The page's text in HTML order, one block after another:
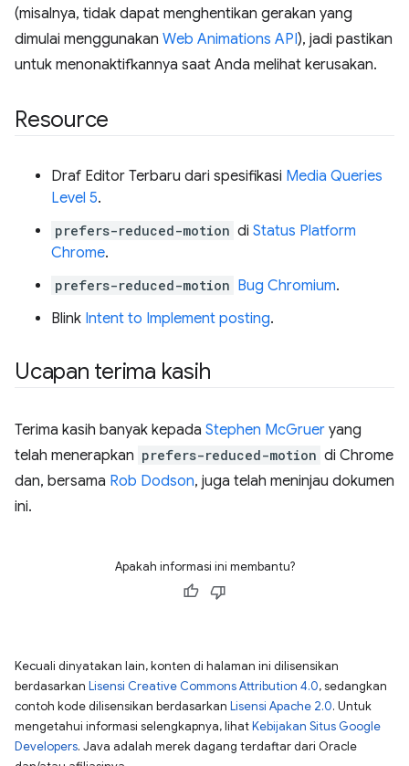
(misalnya, tidak dapat menghentikan gerakan yang
dimulai menggunakan Web Animations API), jadi pastikan
untuk menonaktifkannya saat Anda melihat kerusakan.
Resource
Draf Editor Terbaru dari spesifikasi Media Queries
Level 5.
prefers-reduced-motion di Status Platform
Chrome.
prefers-reduced-motion Bug Chromium.
Blink Intent to Implement posting.
Ucapan terima kasih
Terima kasih banyak kepada Stephen McGruer yang
telah menerapkan prefers-reduced-motion di Chrome
dan, bersama Rob Dodson, juga telah meninjau dokumen
ini.
Apakah informasi ini membantu?
Kecuali dinyatakan lain, konten di halaman ini dilisensikan
berdasarkan Lisensi Creative Commons Attribution 4.0, sedangkan
contoh kode dilisensikan berdasarkan Lisensi Apache 2.0. Untuk
mengetahui informasi selengkapnya, lihatKebijakan Situs Google
Developers. Java adalah merek dagang terdaftar dari Oracle